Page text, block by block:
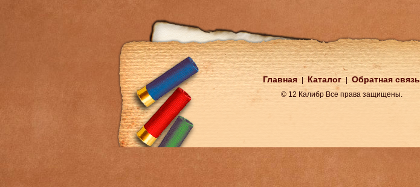
Главная Каталог Обратная связь
© 12 Калибр Все права защищены.